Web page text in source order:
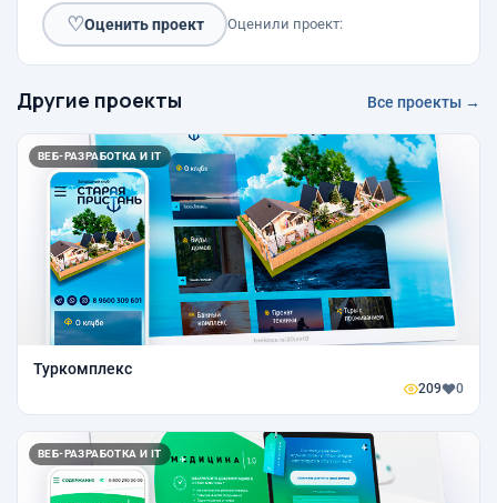
♡Оценить проект Оценили проект:
Другие проекты Все проекты →
ВЕБ-РАЗРАБОТКА И IT
Туркомплекс
209 0
ВЕБ-РАЗРАБОТКА И IT